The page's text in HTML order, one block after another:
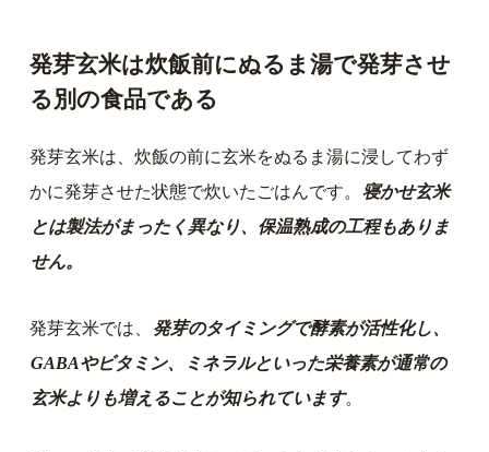
発芽玄米は炊飯前にぬるま湯で発芽させ
る別の食品である
発芽玄米は、炊飯の前に玄米をぬるま湯に浸してわず
かに発芽させた状態で炊いたごはんです。 寝かせ玄米
とは製法がまったく異なり、保温熟成の工程もありま
せん。
発芽玄米では、
発芽のタイミングで酵素が活性化し、
GABAやビタミン、ミネラルといった栄養素が通常の
玄米よりも増えることが知られています。